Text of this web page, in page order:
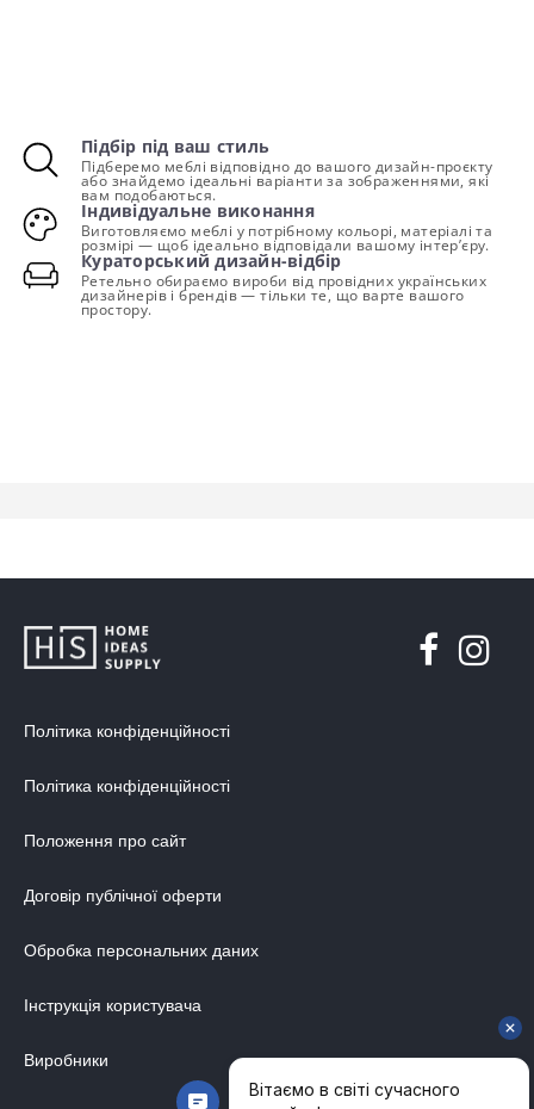
Підбір під ваш стиль
Підберемо меблі відповідно до вашого дизайн-проєкту
або знайдемо ідеальні варіанти за зображеннями, які
вам подобаються.
Індивідуальне виконання
Виготовляємо меблі у потрібному кольорі, матеріалі та
розмірі — щоб ідеально відповідали вашому інтер’єру.
Кураторський дизайн-відбір
Ретельно обираємо вироби від провідних українських
дизайнерів і брендів — тільки те, що варте вашого
простору.
Політика конфіденційності
Політика конфіденційності
Положення про сайт
Договір публічної оферти
Обробка персональних даних
Інструкція користувача
Виробники